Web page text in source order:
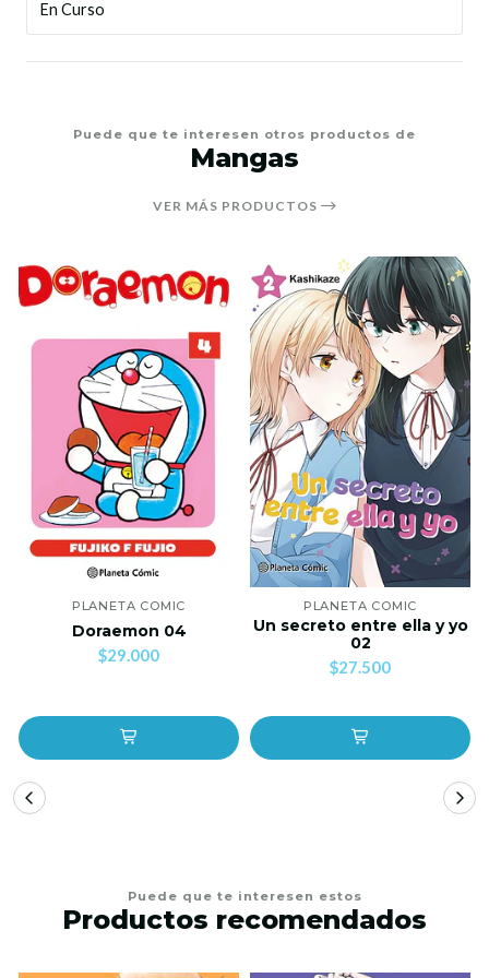
En Curso
Puede que te interesen otros productos de
Mangas
VER MÁS PRODUCTOS
PLANETA COMIC
Doraemon 04
$29.000
PLANETA COMIC
Un secreto entre ella y yo
02
$27.500
Puede que te interesen estos
Productos recomendados